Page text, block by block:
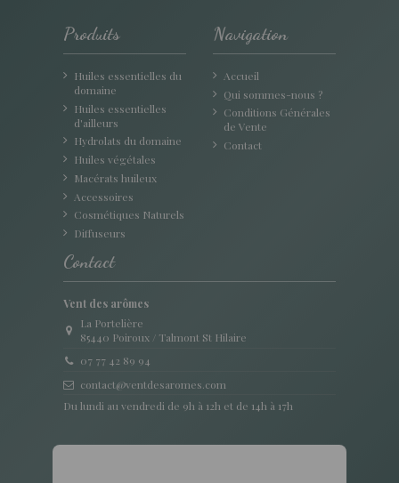
Produits
Huiles essentielles du
domaine
Huiles essentielles
d'ailleurs
Hydrolats du domaine
Huiles végétales
Macérats huileux
Accessoires
Cosmétiques Naturels
Diffuseurs
Navigation
Accueil
Qui sommes-nous ?
Conditions Générales
de Vente
Contact
Contact
Vent des arômes
La Portelière
85440 Poiroux / Talmont St Hilaire
07 77 42 89 94
contact@ventdesaromes.com
Du lundi au vendredi de 9h à 12h et de 14h à 17h